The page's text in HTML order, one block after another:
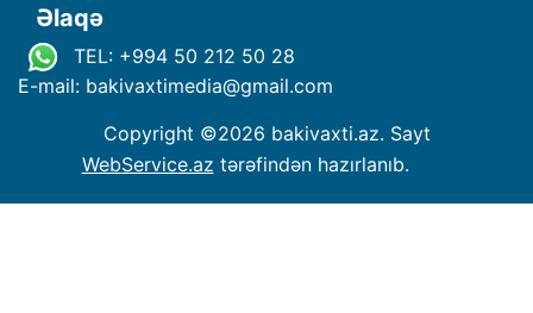
Əlaqə
TEL: +994 50 212 50 28
E-mail: bakivaxtimedia@gmail.com
Copyright ©2026 bakivaxti.az. Sayt
WebService.az tərəfindən hazırlanıb.